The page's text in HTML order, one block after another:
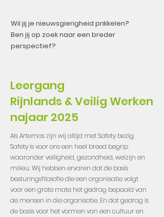
Wil jij je nieuwsgierigheid prikkelen?
Ben jij op zoek naar een breder
perspectief?
Leergang
Rijnlands & Veilig Werken
najaar 2025
Als Artemas zijn wij altijd met Safety bezig.
Safety is voor ons een heel breed begrip
waaronder veiligheid, gezondheid, welzijn en
milieu. Wij hebben ervaren dat de basis
besturingsfilosofie die een organisatie volgt
voor een grote mate het gedrag bepaald van
de mensen in die organisatie. En dat gedrag is
de basis voor het vormen van een cultuur en